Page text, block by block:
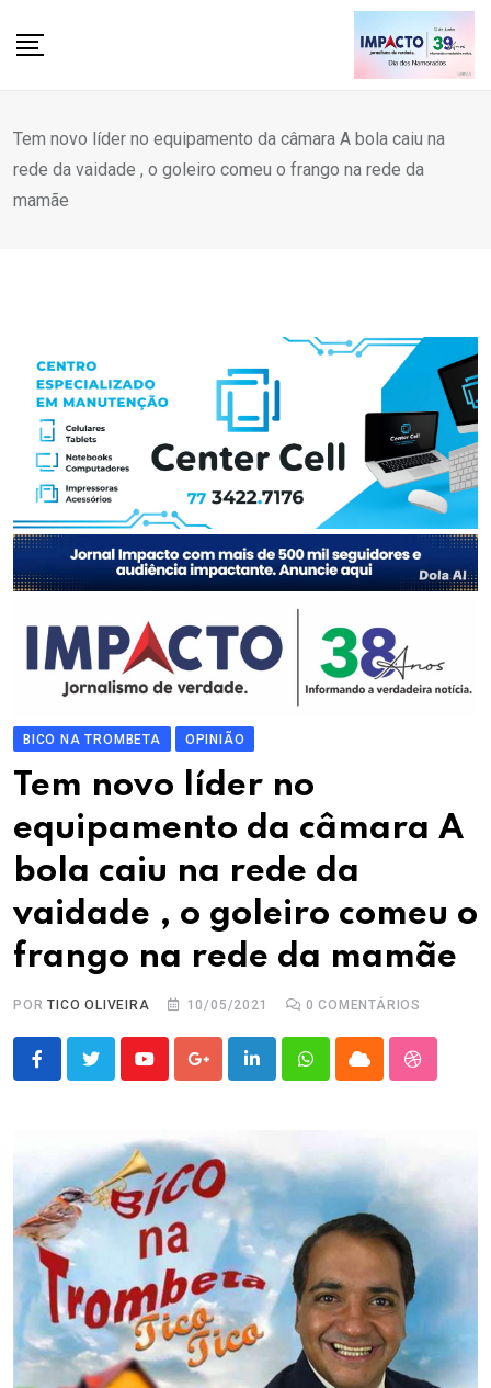
Tem novo líder no equipamento da câmara A bola caiu na
rede da vaidade , o goleiro comeu o frango na rede da
mamãe
BICO NA TROMBETA OPINIÃO
Tem novo líder no
equipamento da câmara A
bola caiu na rede da
vaidade , o goleiro comeu o
frango na rede da mamãe
PORTICO OLIVEIRA 10/05/2021 0 COMENTÁRIOS
YoutubeGoogle+LinkedInWhatsappCloud